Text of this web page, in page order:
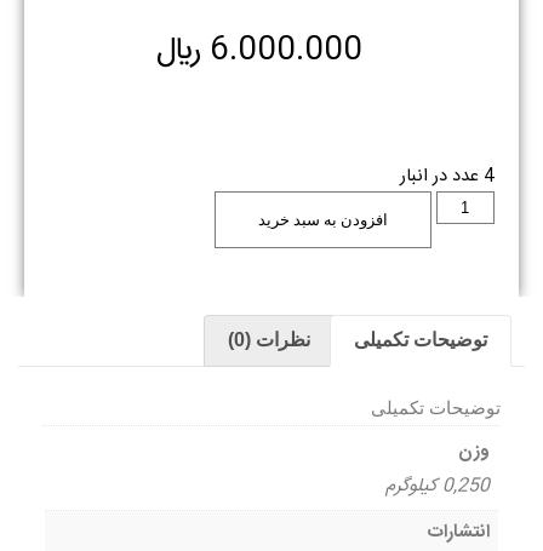
6.000.000 ﷼
4 عدد در انبار
افزودن به سبد خرید
توضیحات تکمیلی نظرات (0)
توضیحات تکمیلی
وزن
0,250 کیلوگرم
انتشارات